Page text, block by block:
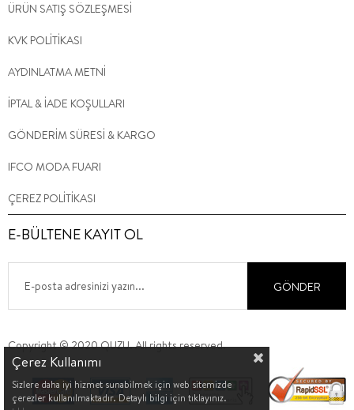
ÜRÜN SATIŞ SÖZLEŞMESİ
KVK POLİTİKASI
AYDINLATMA METNİ
İPTAL & İADE KOŞULLARI
GÖNDERİM SÜRESİ & KARGO
IFCO MODA FUARI
ÇEREZ POLİTİKASI
E-BÜLTENE KAYIT OL
GÖNDER
Copyright © 2020 QUZU. All rights reserved.
Çerez Kullanımı
Sizlere daha iyi hizmet sunabilmek için web sitemizde
çerezler kullanılmaktadır. Detaylı bilgi için tıklayınız.